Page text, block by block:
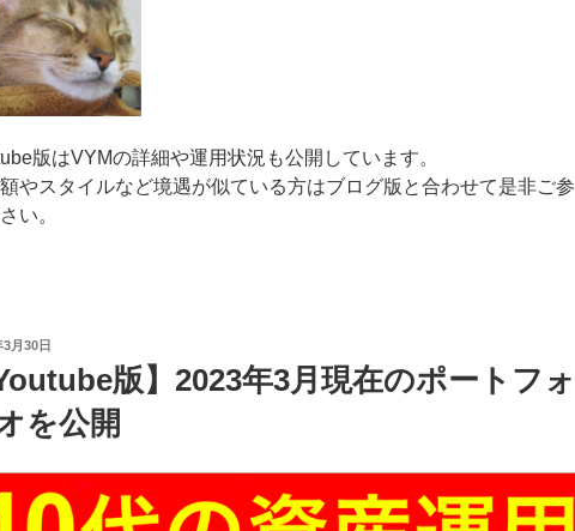
版はVYMの詳細や運用状況も公開しています。
やスタイルなど境遇が似ている方はブログ版と合わせて是非ご参
い。
月30日
Youtube版】2023年3月現在のポートフォ
を公開